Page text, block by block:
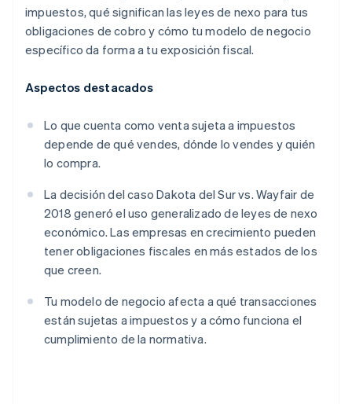
impuestos, qué significan las leyes de nexo para tus
obligaciones de cobro y cómo tu modelo de negocio
específico da forma a tu exposición fiscal.
Aspectos destacados
Lo que cuenta como venta sujeta a impuestos
depende de qué vendes, dónde lo vendes y quién
lo compra.
La decisión del casoDakota del Sur vs. Wayfair de
2018 generó el uso generalizado de leyes de nexo
económico. Las empresas en crecimiento pueden
tener obligaciones fiscales en más estados de los
que creen.
Tu modelo de negocio afecta a qué transacciones
están sujetas a impuestos y a cómo funciona el
cumplimiento de la normativa.